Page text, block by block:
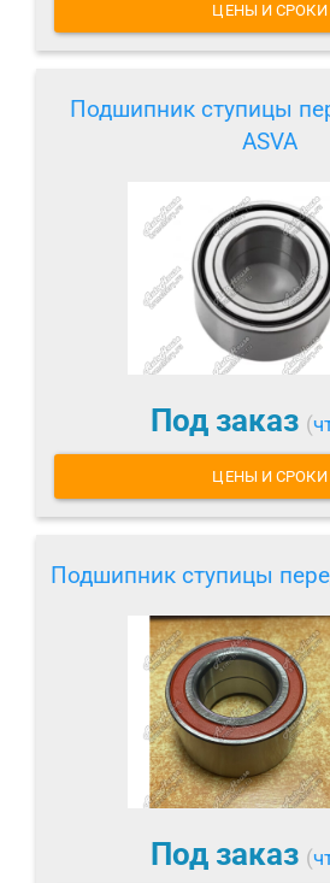
ЦЕНЫ И СРОКИ
Подшипник ступицы
ASVA
Под заказ (
ЦЕНЫ И СРОКИ
Подшипник ступицы
Под заказ (